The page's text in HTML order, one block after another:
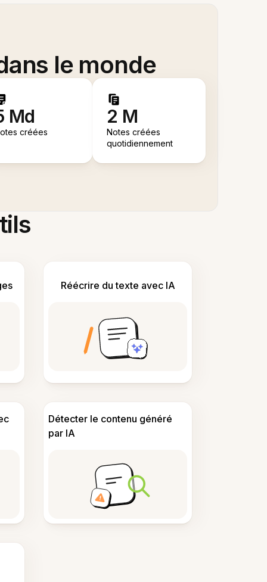
le monde
Md
créées
2 M
Notes créées
quotidiennement
Réécrire du texte avec IA
Détecter le contenu généré
par IA